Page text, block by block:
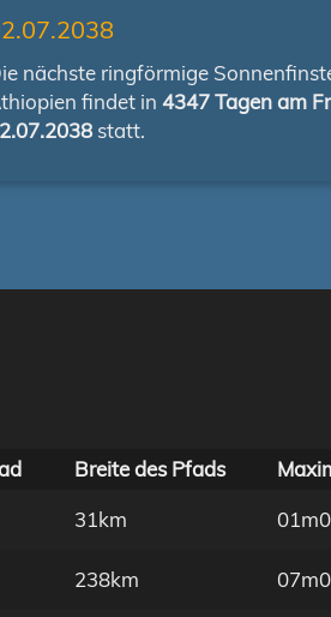
nächste ringförmige
findet in 4347 Tagen am
statt.
Breite des Pfads
31km
238km